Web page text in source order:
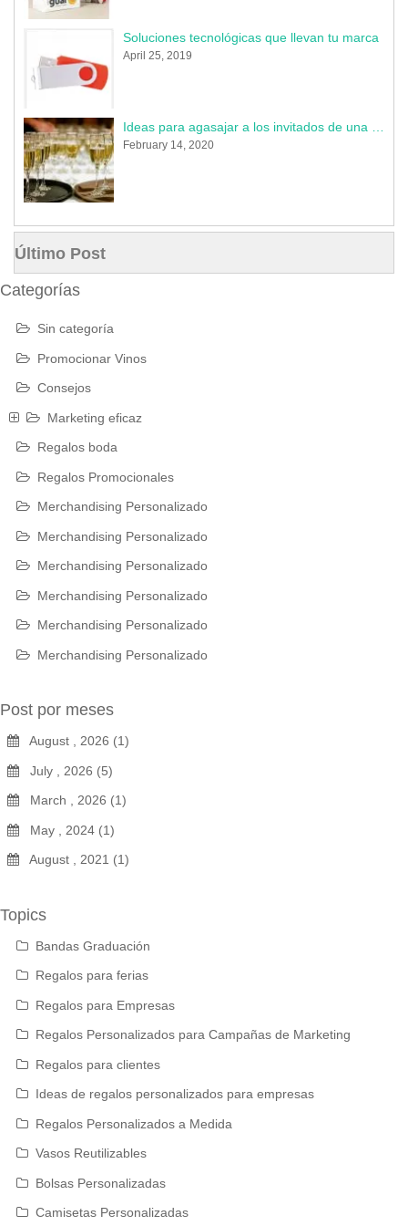
Soluciones tecnológicas que llevan tu marca
April 25, 2019
February 14, 2020
Último Post
Categorías
Sin categoría
Promocionar Vinos
Consejos
Marketing eficaz
Regalos boda
Regalos Promocionales
Merchandising Personalizado
Merchandising Personalizado
Merchandising Personalizado
Merchandising Personalizado
Merchandising Personalizado
Merchandising Personalizado
Post por meses
August , 2026 (1)
July , 2026 (5)
March , 2026 (1)
May , 2024 (1)
August , 2021 (1)
Topics
Bandas Graduación
Regalos para ferias
Regalos para Empresas
Regalos Personalizados para Campañas de Marketing
Regalos para clientes
Ideas de regalos personalizados para empresas
Regalos Personalizados a Medida
Vasos Reutilizables
Bolsas Personalizadas
Camisetas Personalizadas